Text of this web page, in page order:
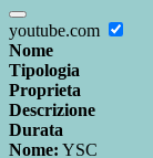
youtube.com
Nome
Tipologia
Proprieta
Descrizione
Durata
Nome: YSC